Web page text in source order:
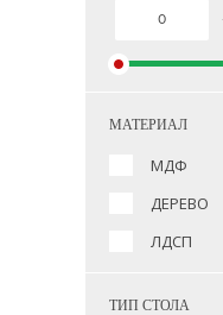
МАТЕРИАЛ
МДФ
ДЕРЕВО
ЛДСП
ТИП СТОЛА